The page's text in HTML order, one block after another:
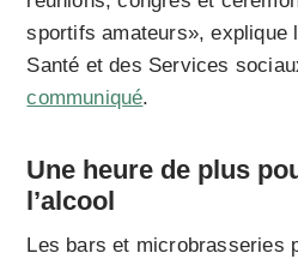
sportifs amateurs», explique
Santé et des Services
communiqué.
Une heure de plus
l’alcool
Les bars et microbrasseries